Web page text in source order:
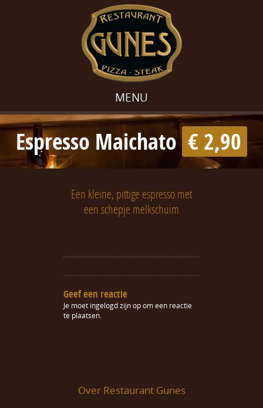
MENU
Espresso Maichato€ 2,90
Een kleine, pittige espresso met
een schepje melkschuim
Geef een reactie
Je moet ingelogd zijn opom een reactie
te plaatsen.
Over Restaurant Gunes